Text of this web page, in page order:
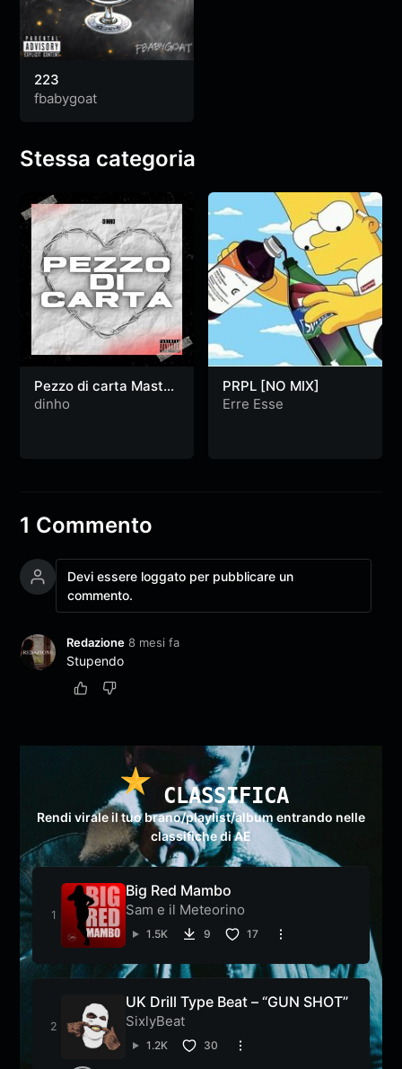
223
fbabygoat
Stessa categoria
Pezzo di carta Master
finale
dinho
PRPL [NO MIX]
Erre Esse
1 Commento
Devi essere loggato per pubblicare un
commento.
Redazione 8 mesi fa
Stupendo
CLASSIFICA
Rendi virale il tuo brano/playlist/album entrando nelle
classifiche di AE
Big Red Mambo
Sam e il Meteorino
1.5K 9 17
UK Drill Type Beat – “GUN SHOT”
SixlyBeat
1.2K 30